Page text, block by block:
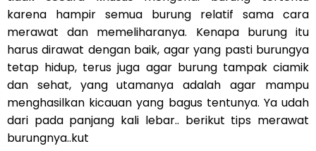
karena hampir semua burung relatif sama cara
merawat dan memeliharanya. Kenapa burung itu
harus dirawat dengan baik, agar yang pasti burungya
tetap hidup, terus juga agar burung tampak ciamik
dan sehat, yang utamanya adalah agar mampu
menghasilkan kicauan yang bagus tentunya. Ya udah
dari pada panjang kali lebar.. berikut tips merawat
burungnya..kut